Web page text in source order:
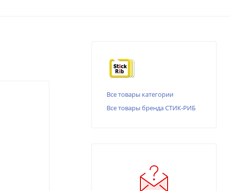
Все товары категории
Все товары бренда СТИК-РИБ